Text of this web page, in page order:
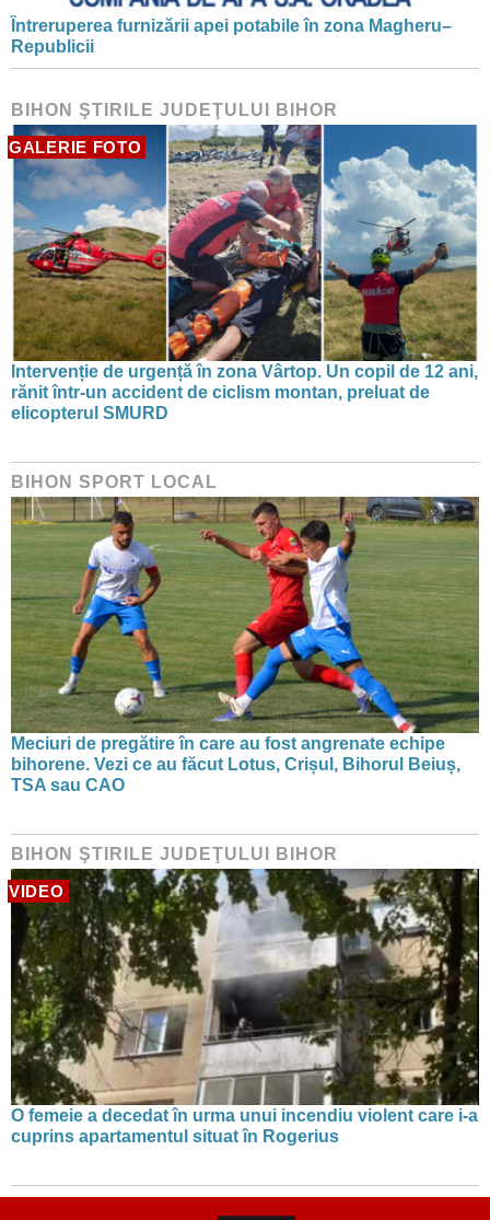
Întreruperea furnizării apei potabile în zona Magheru–
Republicii
BIHON ŞTIRILE JUDEŢULUI BIHOR
GALERIE FOTO
Intervenție de urgență în zona Vârtop. Un copil de 12 ani,
rănit într-un accident de ciclism montan, preluat de
elicopterul SMURD
BIHON SPORT LOCAL
Meciuri de pregătire în care au fost angrenate echipe
bihorene. Vezi ce au făcut Lotus, Crișul, Bihorul Beiuș,
TSA sau CAO
BIHON ŞTIRILE JUDEŢULUI BIHOR
VIDEO
O femeie a decedat în urma unui incendiu violent care i-a
cuprins apartamentul situat în Rogerius